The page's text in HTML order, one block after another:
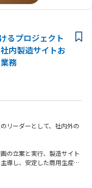
るプロジェクト
内製造サイトお
務
リーダーとして、社内外の
の立案と実行、製造サイト
導し、安定した商用生産体